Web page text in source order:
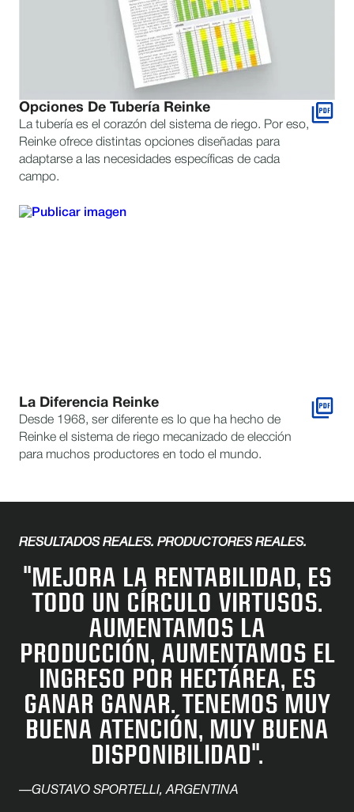
Opciones De Tubería Reinke
La tubería es el corazón del sistema de riego. Por eso,
Reinke ofrece distintas opciones diseñadas para
adaptarse a las necesidades específicas de cada
campo.
La Diferencia Reinke
Desde 1968, ser diferente es lo que ha hecho de
Reinke el sistema de riego mecanizado de elección
para muchos productores en todo el mundo.
RESULTADOS REALES. PRODUCTORES REALES.
"MEJORA LA RENTABILIDAD, ES
TODO UN CÍRCULO VIRTUSOS.
AUMENTAMOS LA
PRODUCCIÓN, AUMENTAMOS EL
INGRESO POR HECTÁREA, ES
GANAR GANAR. TENEMOS MUY
BUENA ATENCIÓN, MUY BUENA
DISPONIBILIDAD".
—GUSTAVO SPORTELLI, ARGENTINA